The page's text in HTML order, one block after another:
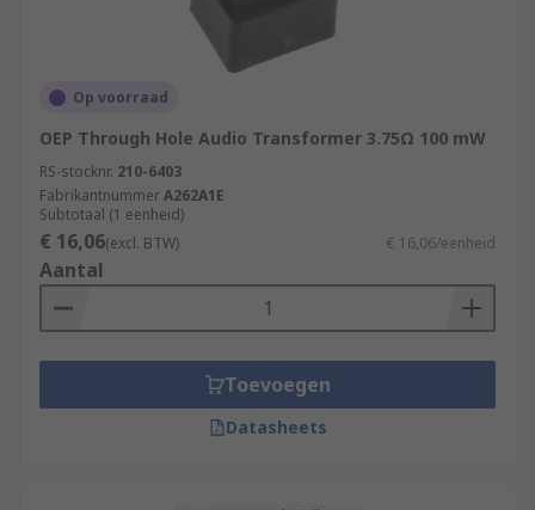
Op voorraad
OEP Through Hole Audio Transformer 3.75Ω 100 mW
RS-stocknr. 210-6403
FabrikantnummerA262A1E
Subtotaal (1 eenheid)
€ 16,06(excl. BTW) € 16,06/eenheid
Aantal
Toevoegen
Datasheets